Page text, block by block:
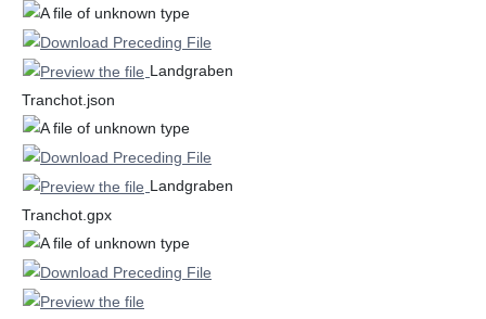
Landgraben
Tranchot.json
Landgraben
Tranchot.gpx